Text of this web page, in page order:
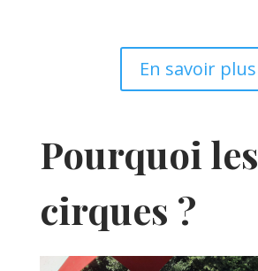
En savoir plus
Pourquoi les
cirques ?